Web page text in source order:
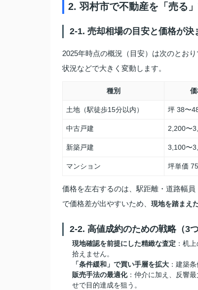
2. 羽村市で不動産を「売る
2-1. 売却相場の目安と価格が決
2025年時点の概況（目安）は次のとお
状況などで大きく変動します。
種別
土地（駅徒歩15分以内） 坪 38〜
中古戸建 2,200〜
新築戸建 3,100〜
マンション 坪単価
価格を左右するのは、駅距離・道路幅
で価格差が出やすいため、 現地を踏まえ
2-2. 高値成約のための戦略（3つ
現地確認を前提にした精緻な査定 ：机
拾えません。
「条件緩和」で買い手層を拡大：建築条
販売手法の最適化：仲介に加え、反響最
せで目的達成を狙う。